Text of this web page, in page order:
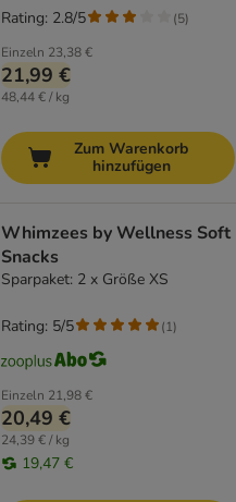
Einzeln 23,38 €
21,99 €
48,44 € / kg
Rating: 2.8/5 (5)
Zum Warenkorb
hinzufügen
Whimzees by Wellness Soft
Snacks
Sparpaket: 2 x Größe XS
Einzeln 21,98 €
20,49 €
24,39 € / kg
19,47 €
Rating: 5/5 (1)